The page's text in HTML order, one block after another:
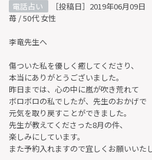
電話占い
［投稿日］2019年06月09日
苺 / 50代 女性
李竜先生へ
傷ついた私を優しく癒してくださり、
本当にありがとうございました。
昨日までは、心の中に嵐が吹き荒れて
ボロボロの私でしたが、先生のおかげで
元気を取り戻すことができました。
先生が教えてくださった8月の件、
楽しみにしています。
また予約入れますので宜しくお願いいたし